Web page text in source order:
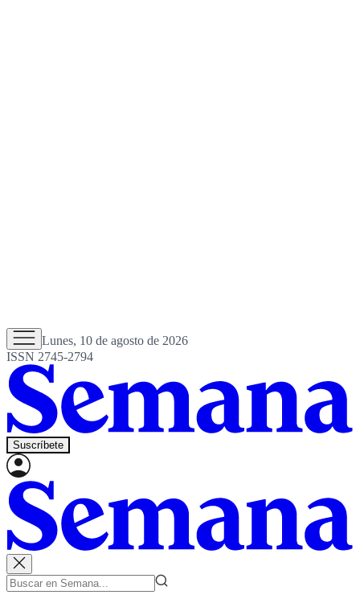
Lunes, 10 de agosto de 2026
ISSN 2745-2794
Suscríbete